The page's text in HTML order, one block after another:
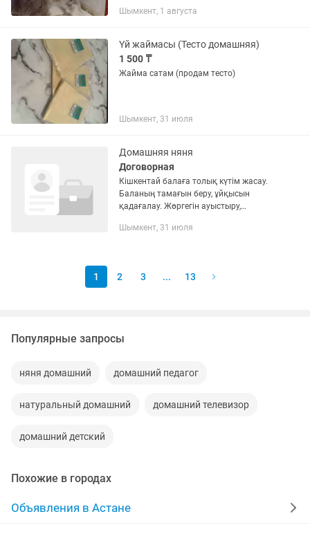
легкие, печень.Желательно в частный
Шымкент, 1 августа
Үй жаймасы (Тесто домашняя)
1 500 ₸
Жайма сатам (продам тесто)
Шымкент, 31 июля
Домашняя няня
Договорная
Кішкентай балаға толық күтім жасау.
Баланың тамағын беру, ұйқысын
қадағалау. Жөргегін ауыстыру,
сай ойнап, дамуына көңіл бөлу.
Шымкент, 31 июля
1 2 3 ... 13
Популярные запросы
няня домашний домашний педагог
натуральный домашний домашний телевизор
домашний детский
Похожие в городах
Объявления в Астане